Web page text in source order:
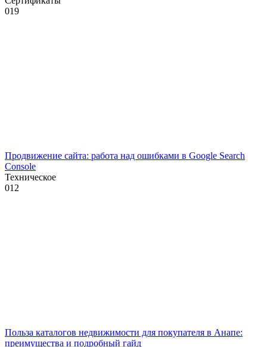
019
Продвижение сайта: работа над ошибками в Google Search
Console
Техническое
012
Польза каталогов недвижимости для покупателя в Анапе:
преимущества и подробный гайд